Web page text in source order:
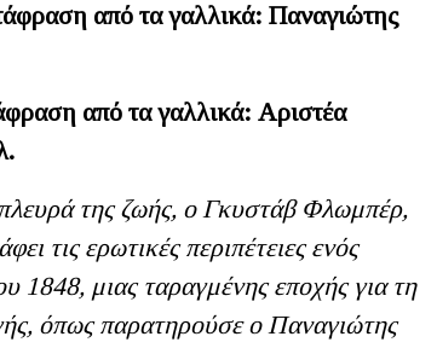
από τα γαλλικά: Παναγιώτης
από τα γαλλικά: Αριστέα
της ζωής, ο Γκυστάβ Φλωμπέρ,
τις ερωτικές περιπέτειες ενός
1848, μιας ταραγμένης εποχής για τη
όπως παρατηρούσε ο Παναγιώτης